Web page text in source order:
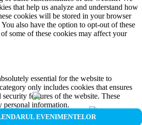
EVENIMENTELOR
that help us analyze and understand how
cookies will be stored in your browser
also have the option to opt-out of these
some of these cookies may affect your
essential for the website to
only includes cookies that ensures
features of the website. These
personal information.